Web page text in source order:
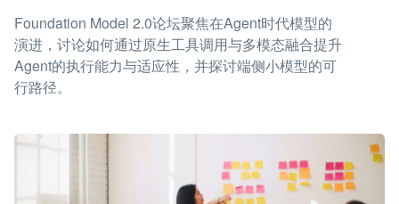
Foundation Model 2.0论坛聚焦在Agent时代模型的
演进，讨论如何通过原生工具调用与多模态融合提升
Agent的执行能力与适应性，并探讨端侧小模型的可
行路径。